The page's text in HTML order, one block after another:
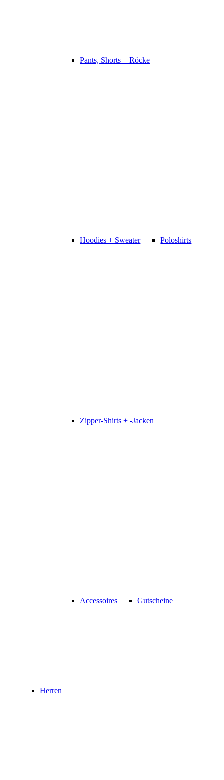
Pants, Shorts + Röcke
Hoodies + Sweater Poloshirts
Zipper-Shirts + -Jacken
Accessoires Gutscheine
Herren